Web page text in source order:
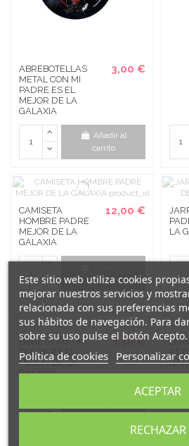
ABREBOTELLAS
METAL CON MI
PADRE ES EL
MEJOR DE LA
GALAXIA
3,00 €
Añadir al
carrito
CAMISETA
HOMBRE PADRE
MEJOR DE LA
GALAXIA
12,00 €
carrito
LA
LIBRETA A6 - MI
PADRE ES EL
MEJOR DE LA
GALAXIA
3,50 €
carrito
ES
Este sitio web utiliza cookies
mejorar nuestros servicios y
relacionada con sus preferencias
sus hábitos de navegación. Para
sobre su uso pulse el botón Acepto.
Política de cookies Personalizar
RECHAZAR
ACEPTAR